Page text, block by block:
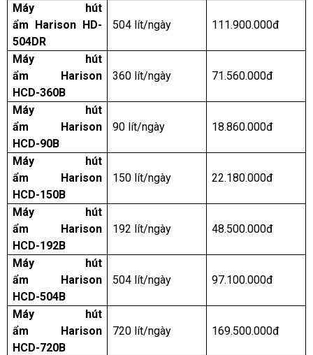
Máy hút
ẩm Harison HD-
504DR
504 lít/ngày 111.900.000đ
Máy hút
ẩm Harison
HCD-360B
360 lít/ngày 71.560.000đ
Máy hút
ẩm Harison
HCD-90B
90 lít/ngày 18.860.000đ
Máy hút
ẩm Harison
HCD-150B
150 lít/ngày 22.180.000đ
Máy hút
ẩm Harison
HCD-192B
192 lít/ngày 48.500.000đ
Máy hút
ẩm Harison
HCD-504B
504 lít/ngày 97.100.000đ
Máy hút
ẩm Harison
HCD-720B
720 lít/ngày 169.500.000đ